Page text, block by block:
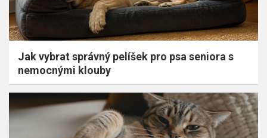
Jak vybrat správný pelíšek pro psa seniora s
nemocnými klouby